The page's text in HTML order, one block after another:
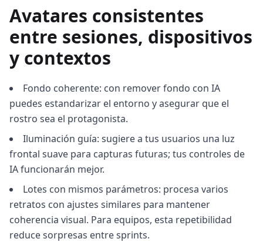
Avatares consistentes
entre sesiones, dispositivos
y contextos
Fondo coherente: con remover fondo con IA
puedes estandarizar el entorno y asegurar que el
rostro sea el protagonista.
Iluminación guía: sugiere a tus usuarios una luz
frontal suave para capturas futuras; tus controles de
IA funcionarán mejor.
Lotes con mismos parámetros: procesa varios
retratos con ajustes similares para mantener
coherencia visual. Para equipos, esta repetibilidad
reduce sorpresas entre sprints.